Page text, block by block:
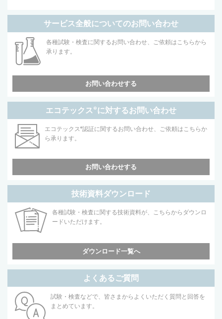
サービス全般についてのお問い合わせ
各種試験・検査に関するお問い合わせ、ご依頼はこちらから
承ります。
お問い合わせする
エコテックス®に対するお問い合わせ
エコテックス®認証に関するお問い合わせ、ご依頼はこちらか
ら承ります。
お問い合わせする
技術資料ダウンロード
各種試験・検査に関する技術資料が、こちらからダウンロ
ードいただけます。
ダウンロード一覧へ
よくあるご質問
試験・検査などで、皆さまからよくいただく質問と回答を
まとめています。